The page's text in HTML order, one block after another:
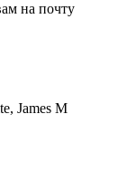
на почту
James M